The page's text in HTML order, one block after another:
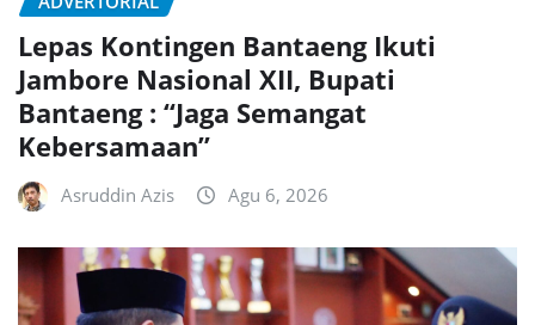
Lepas Kontingen Bantaeng Ikuti
Jambore Nasional XII, Bupati
Bantaeng : “Jaga Semangat
Kebersamaan”
Asruddin Azis Agu 6, 2026